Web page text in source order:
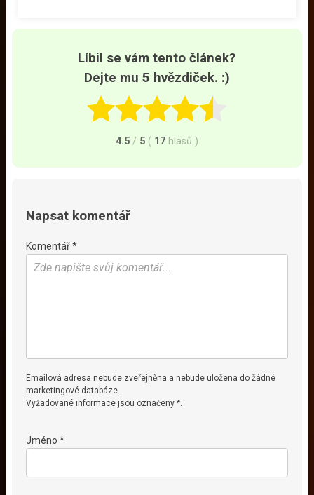
Líbil se vám tento článek?
Dejte mu 5 hvězdiček. :)
4.5 / 5 ( 17 hlasů )
Napsat komentář
Komentář *
Emailová adresa nebude zveřejněna a nebude uložena do žádné
marketingové databáze.
Vyžadované informace jsou označeny *.
Jméno *